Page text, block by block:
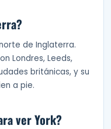
de Inglaterra.
Londres, Leeds,
británicas, y su
a pie.
ver York?